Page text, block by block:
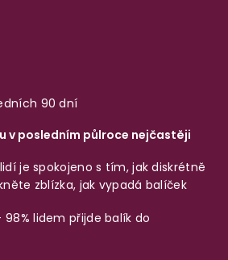
90 dní
v posledním půlroce nejčastěji
lidí je spokojeno s tím, jak diskrétně
zblízka, jak vypadá balíček
98% lidem přijde balík do